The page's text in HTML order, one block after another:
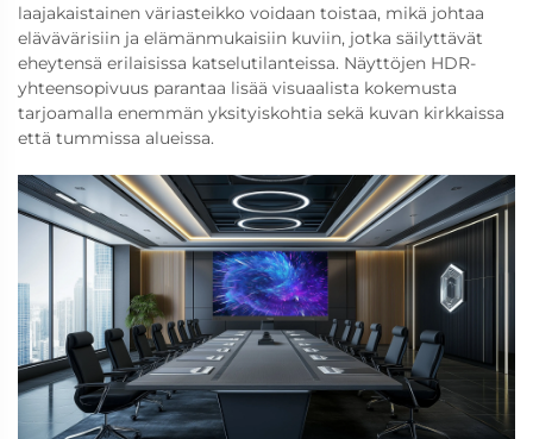
laajakaistainen väriasteikko voidaan toistaa, mikä johtaa
elävävärisiin ja elämänmukaisiin kuviin, jotka säilyttävät
eheytensä erilaisissa katselutilanteissa. Näyttöjen HDR-
yhteensopivuus parantaa lisää visuaalista kokemusta
tarjoamalla enemmän yksityiskohtia sekä kuvan kirkkaissa
että tummissa alueissa.